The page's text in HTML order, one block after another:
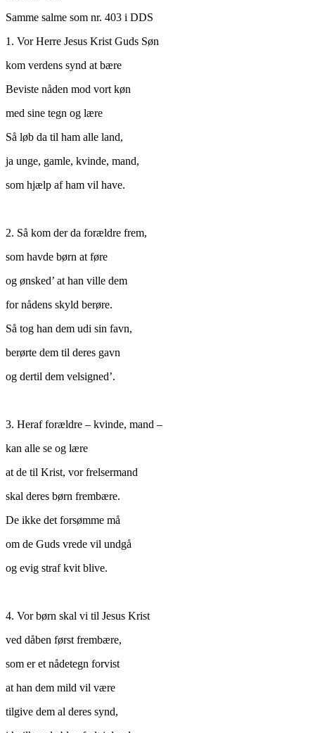
Samme salme som nr. 403 i DDS
1. Vor Herre Jesus Krist Guds Søn
kom verdens synd at bære
Beviste nåden mod vort køn
med sine tegn og lære
Så løb da til ham alle land,
ja unge, gamle, kvinde, mand,
som hjælp af ham vil have.
2. Så kom der da forældre frem,
som havde børn at føre
og ønsked’ at han ville dem
for nådens skyld berøre.
Så tog han dem udi sin favn,
berørte dem til deres gavn
og dertil dem velsigned’.
3. Heraf forældre – kvinde, mand –
kan alle se og lære
at de til Krist, vor frelsermand
skal deres børn frembære.
De ikke det forsømme må
om de Guds vrede vil undgå
og evig straf kvit blive.
4. Vor børn skal vi til Jesus Krist
ved dåben først frembære,
som er et nådetegn forvist
at han dem mild vil være
tilgive dem al deres synd,